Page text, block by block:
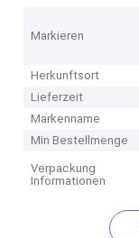
Markieren
Herkunftsort
Lieferzeit
Markenname
Min Bestellmenge
Verpackung
Informationen